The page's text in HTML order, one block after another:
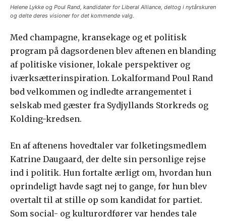
Helene Lykke og Poul Rand, kandidater for Liberal Alliance, deltog i nytårskuren
og delte deres visioner for det kommende valg.
Med champagne, kransekage og et politisk
program på dagsordenen blev aftenen en blanding
af politiske visioner, lokale perspektiver og
iværksætterinspiration. Lokalformand Poul Rand
bød velkommen og indledte arrangementet i
selskab med gæster fra Sydjyllands Storkreds og
Kolding-kredsen.
En af aftenens hovedtaler var folketingsmedlem
Katrine Daugaard, der delte sin personlige rejse
ind i politik. Hun fortalte ærligt om, hvordan hun
oprindeligt havde sagt nej to gange, før hun blev
overtalt til at stille op som kandidat for partiet.
Som social- og kulturordfører var hendes tale